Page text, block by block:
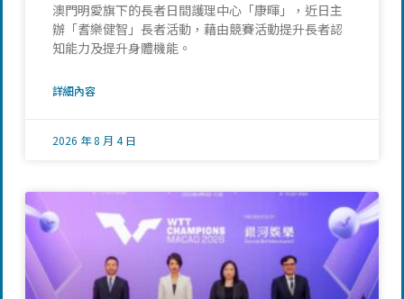
澳門明愛旗下的長者日間護理中心「康暉」，近日主
辦「耆樂健智」長者活動，藉由競賽活動提升長者認
知能力及提升身體機能。
詳細內容
2026 年 8 月 4 日